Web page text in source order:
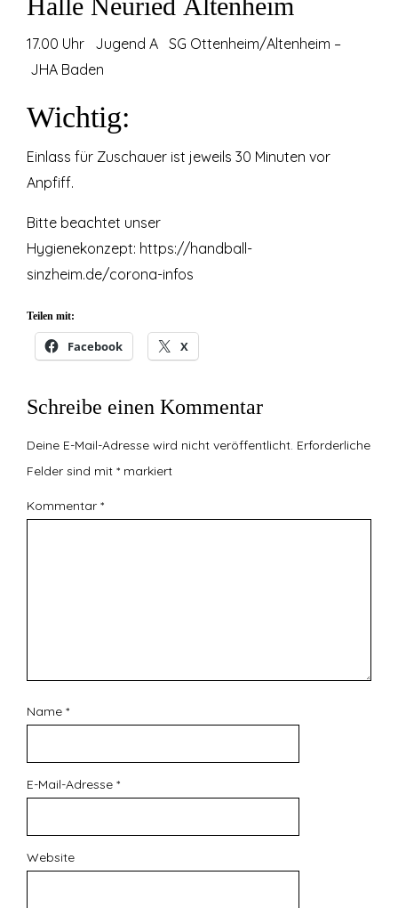
17.00 Uhr Jugend A SG Ottenheim/Altenheim –
JHA Baden
Wichtig:
Einlass für Zuschauer ist jeweils 30 Minuten vor
Anpfiff.
Bitte beachtet unser
Hygienekonzept: https://handball-
sinzheim.de/corona-infos
Teilen mit:
Facebook X
Schreibe einen Kommentar
Deine E-Mail-Adresse wird nicht veröffentlicht. Erforderliche
Felder sind mit * markiert
Kommentar *
Name *
E-Mail-Adresse *
Website